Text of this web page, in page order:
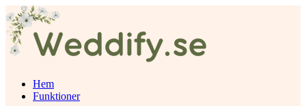
Hem
Funktioner